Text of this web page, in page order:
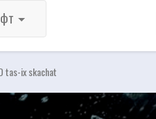
tas-ix skachat